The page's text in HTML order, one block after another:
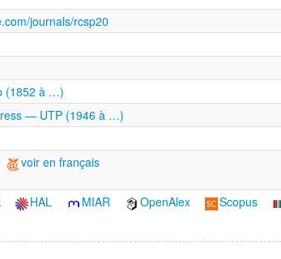
journals/rcsp20
(1852 à …)
— UTP (1946 à …)
voir en français
HAL MIAR OpenAlex Scopus